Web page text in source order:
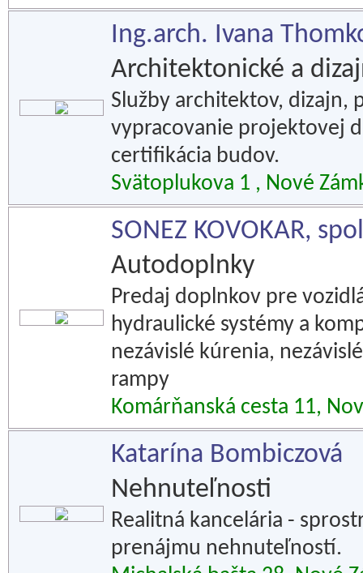
Ing.arch. Ivana
Architektonické a
Služby architektov, dizajn,
vypracovanie projektovej
certifikácia budov.
Svätoplukova 1 , Nové
SONEZ KOVOKAR,
Autodoplnky
Predaj doplnkov pre
hydraulické systémy a
nezávislé kúrenia,
rampy
Komárňanská cesta 11,
Katarína Bombiczová
Nehnuteľnosti
Realitná kancelária -
prenájmu nehnuteľností.